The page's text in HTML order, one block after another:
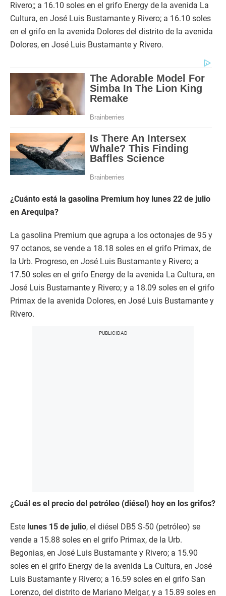
Rivero;; a 16.10 soles en el grifo Energy de la avenida La
Cultura, en José Luis Bustamante y Rivero; a 16.10 soles
en el grifo en la avenida Dolores del distrito de la avenida
Dolores, en José Luis Bustamante y Rivero.
¿Cuánto está la gasolina Premium hoy lunes 22 de julio
en Arequipa?
La gasolina Premium que agrupa a los octonajes de 95 y
97 octanos, se vende a 18.18 soles en el grifo Primax, de
la Urb. Progreso, en José Luis Bustamante y Rivero; a
17.50 soles en el grifo Energy de la avenida La Cultura, en
José Luis Bustamante y Rivero; y a 18.09 soles en el grifo
Primax de la avenida Dolores, en José Luis Bustamante y
Rivero.
¿Cuál es el precio del petróleo (diésel) hoy en los grifos?
Este lunes 15 de julio, el diésel DB5 S-50 (petróleo) se
vende a 15.88 soles en el grifo Primax, de la Urb.
Begonias, en José Luis Bustamante y Rivero; a 15.90
soles en el grifo Energy de la avenida La Cultura, en José
Luis Bustamante y Rivero; a 16.59 soles en el grifo San
Lorenzo, del distrito de Mariano Melgar, y a 15.89 soles en